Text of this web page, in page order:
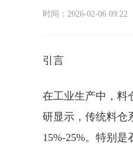
时间：2026-02-06 09:22
引言
在工业生产中，料
研显示，传统料仓
15%-25%。特别